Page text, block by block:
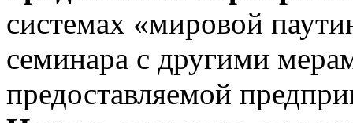
системах «мировой
семинара с другими
предоставляемой